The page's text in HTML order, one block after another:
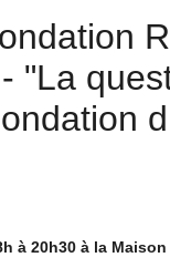
"La
à 20h30 à la